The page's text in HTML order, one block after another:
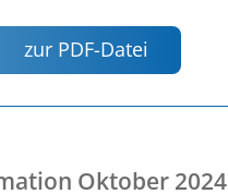
zur PDF-Datei
Oktober 2024